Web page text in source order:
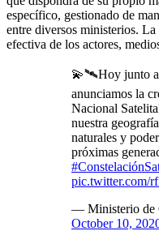
específico, gestionado de
entre diversos ministerios.
efectiva de los actores,
💫🛰️Hoy junto
anunciamos la
Nacional
nuestra
naturales y
próximas
pic.twitter.com/
— Ministerio de
October 10,